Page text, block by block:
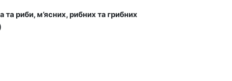
та риби, м’ясних, рибних та грибних